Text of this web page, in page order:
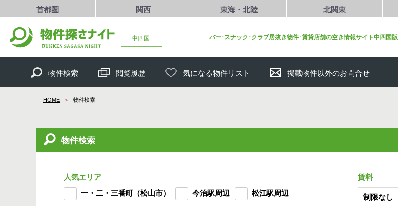
首都圏 関西 東海・北陸 北関東
中四国 バー･スナック･クラブ居抜き物件･賃貸店舗の空き情報サイト中四国版
物件検索 閲覧履歴 気になる物件リスト 掲載物件以外のお問合せ
HOME 物件検索
物件検索
人気エリア
一・二・三番町（松山市）
今治駅周辺 松江駅周辺
賃料